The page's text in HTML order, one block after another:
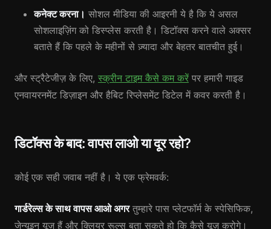
कनेक्ट करना। सोशल मीडिया की आइरनी ये है कि ये असल
सोशलाइज़िंग को डिस्प्लेस करती है। डिटॉक्स करने वाले अक्सर
बताते हैं कि पहले के महीनों से ज़्यादा और बेहतर बातचीत हुई।
और स्ट्रैटेजीज़ के लिए, स्क्रीन टाइम कैसे कम करें पर हमारी गाइड
एनवायरनमेंट डिज़ाइन और हैबिट रिप्लेसमेंट डिटेल में कवर करती है।
डिटॉक्स के बाद: वापस लाओ या दूर रहो?
कोई एक सही जवाब नहीं है। ये एक फ्रेमवर्क:
गार्डरेल्स के साथ वापस आओ अगरतुम्हारे पास प्लेटफॉर्म के स्पेसिफिक,
जेन्यूइन यूज़ हैं और क्लियर रूल्स बता सकते हो कि कैसे यूज़ करोगे।